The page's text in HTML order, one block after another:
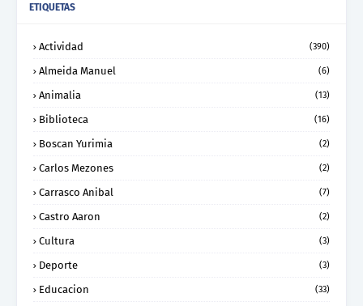
ETIQUETAS
Actividad (390)
Almeida Manuel (6)
Animalia (13)
Biblioteca (16)
Boscan Yurimia (2)
Carlos Mezones (2)
Carrasco Anibal (7)
Castro Aaron (2)
Cultura (3)
Deporte (3)
Educacion (33)